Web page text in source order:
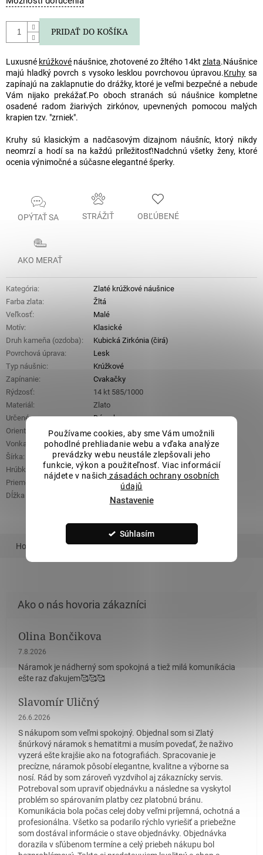
Používame cookies, aby sme Vám umožnili
pohodlné prehliadanie webu a vďaka analýze
prevádzky webu neustále zlepšovali jeho
funkcie, výkon a použiteľnosť. Viac informácií
nájdete v našich zásadách ochrany osobních
údajů
Nastavenie
Súhlasím
cena:
PRIDAŤ DO KOŠÍKA
Luxusné krúžkové náušnice, zhotovené zo žltého 14kt zlata.Náušnice
majú hladký povrch s vysoko lesklou povrchovou úpravou.Kruhy sa
zapínajú na zaklapnutie do drážky, ktoré je veľmi bezpečné a nebude
Vám nijako prekážať.Po oboch stranách sú náušnice kompletne
osadené radom žiarivých zirkónov, upevnených pomocou malých
krapien tzv. "zrniek".
Kruhy sú klasickým a nadčasovým dizajnom náušníc, ktorý nikdy
neomrzí a hodí sa na každú príležitosť!Nadchnú všetky ženy, ktoré
ocenia výnimočné a súčasne elegantné šperky.
OPÝTAŤ SA STRÁŽIŤ OBĽÚBENÉ
AKO MERAŤ
Kategória:
Zlaté krúžkové náušnice
Farba zlata:
Žltá
Veľkosť:
Malé
Motív:
Klasické
Druh kameňa (ozdoba):
Kubická Zirkónia (čirá)
Povrchová úprava:
Lesk
Typ náušnic:
Krúžkové
Zapínanie:
Cvakačky
Rýdzosť:
14 kt 585/1000
Materiál :
Zlato
Určené pre:
Dámske
Orientačná hmotnosť:
2,86 g
Vonkajší priemer:
13,8 mm
Šírka:
2,8 mm
Hrúbka
2 mm
Priemer jedného zirkónu
1,2 mm
Dĺžka zapínania (tyčka)
5,2 mm
Hodnotenie Podobný tovar
Olina Bončikova
Hodnotenie obchodu je 5 z 5 hviezdičiek.
7.8.2026
Náramok je nádherný som spokojná a tiež milá komunikácia
ešte raz ďakujem🥰🥰🥰
Slavomír Uličný
Hodnotenie obchodu je 5 z 5 hviezdičiek.
26.6.2026
S nákupom som veľmi spokojný. Objednal som si Zlatý
šnúrkový náramok s hematitmi a musím povedať, že naživo
vyzerá ešte krajšie ako na fotografiách. Spracovanie je
precízne, náramok pôsobí elegantne, kvalitne a výborne sa
nosí. Rád by som zároveň vyzdvihol aj zákaznícky servis.
Potreboval som upraviť objednávku a následne sa vyskytol
problém so spárovaním platby cez platobnú bránu.
Komunikácia bola počas celej doby veľmi príjemná, ochotná a
profesionálna. Všetko sa podarilo rýchlo vyriešiť a priebežne
som dostával informácie o stave objednávky. Objednávka
dorazila v sľúbenom termíne a celý priebeh nákupu bol